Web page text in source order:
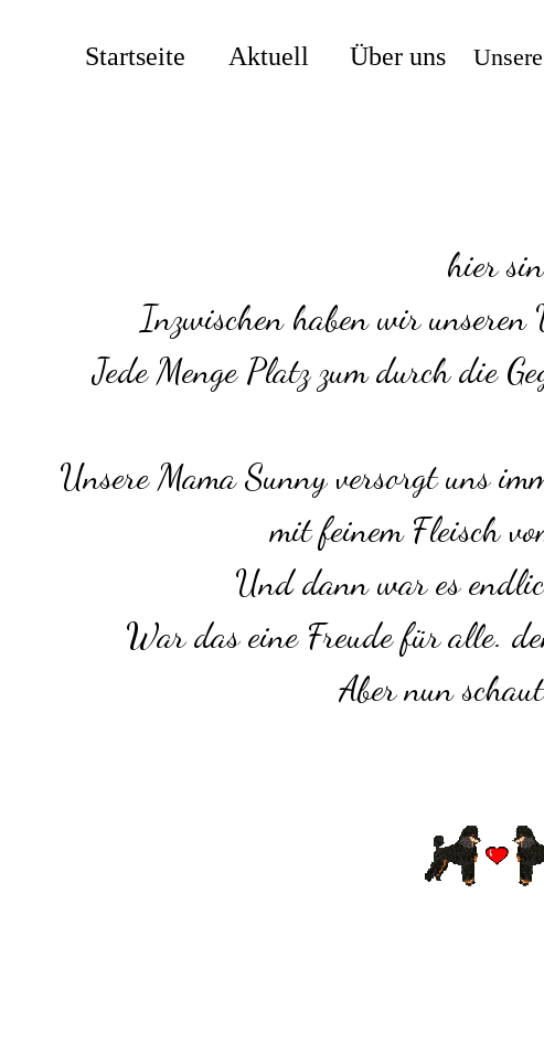
Aktuell Über uns
Startseite
hier
Inzwischen haben wir unseren
Jede Menge Platz zum durch die
Unsere Mama Sunny versorgt uns
mit feinem Fleisch
Und dann war es
War das eine Freude für alle.
Aber nun